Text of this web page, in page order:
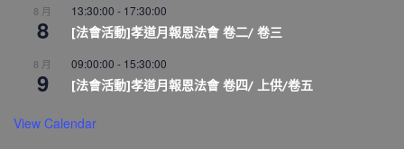
8 月
8
13:30:00 - 17:30:00
[法會活動]孝道月報恩法會 卷二/ 卷三
8 月
9
09:00:00 - 15:30:00
[法會活動]孝道月報恩法會 卷四/ 上供/卷五
View Calendar